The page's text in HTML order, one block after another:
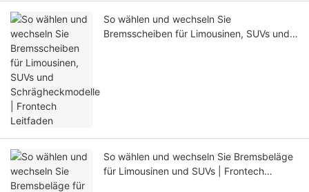
So wählen und wechseln Sie
Bremsscheiben für Limousinen, SUVs und
So wählen und wechseln Sie Bremsbeläge
für Limousinen und SUVs | Frontech